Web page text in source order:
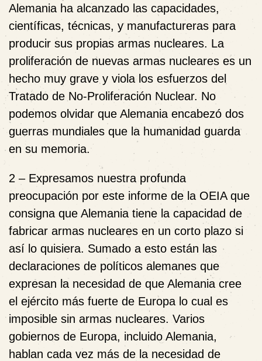
Alemania ha alcanzado las capacidades,
científicas, técnicas, y manufactureras para
producir sus propias armas nucleares. La
proliferación de nuevas armas nucleares es un
hecho muy grave y viola los esfuerzos del
Tratado de No-Proliferación Nuclear. No
podemos olvidar que Alemania encabezó dos
guerras mundiales que la humanidad guarda
en su memoria.
2 – Expresamos nuestra profunda
preocupación por este informe de la OEIA que
consigna que Alemania tiene la capacidad de
fabricar armas nucleares en un corto plazo si
así lo quisiera. Sumado a esto están las
declaraciones de políticos alemanes que
expresan la necesidad de que Alemania cree
el ejército más fuerte de Europa lo cual es
imposible sin armas nucleares. Varios
gobiernos de Europa, incluido Alemania,
hablan cada vez más de la necesidad de